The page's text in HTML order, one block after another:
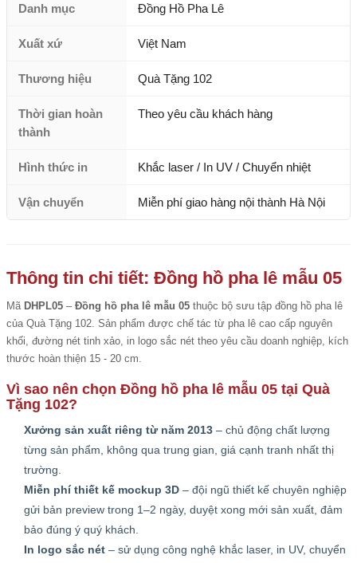
Danh mục Đồng Hồ Pha Lê
Xuất xứ Việt Nam
Thương hiệu Quà Tặng 102
Thời gian hoàn
thành
Theo yêu cầu khách hàng
Hình thức in Khắc laser / In UV / Chuyển nhiệt
Vận chuyển Miễn phí giao hàng nội thành Hà Nội
Thông tin chi tiết: Đồng hồ pha lê mẫu 05
Mã DHPL05 – Đồng hồ pha lê mẫu 05 thuộc bộ sưu tập đồng hồ pha lê
của Quà Tặng 102. Sản phẩm được chế tác từ pha lê cao cấp nguyên
khối, đường nét tinh xảo, in logo sắc nét theo yêu cầu doanh nghiệp, kích
thước hoàn thiện 15 - 20 cm.
Vì sao nên chọn Đồng hồ pha lê mẫu 05 tại Quà
Tặng 102?
Xưởng sản xuất riêng từ năm 2013 – chủ động chất lượng
từng sản phẩm, không qua trung gian, giá cạnh tranh nhất thị
trường.
Miễn phí thiết kế mockup 3D – đội ngũ thiết kế chuyên nghiệp
gửi bản preview trong 1–2 ngày, duyệt xong mới sản xuất, đảm
bảo đúng ý quý khách.
In logo sắc nét – sử dụng công nghệ khắc laser, in UV, chuyển